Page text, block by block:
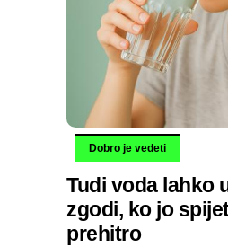
Dobro je vedeti
Tudi voda lahko
zgodi, ko jo
prehitro